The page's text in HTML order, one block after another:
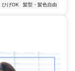
ひげOK 髪型・髪色自由